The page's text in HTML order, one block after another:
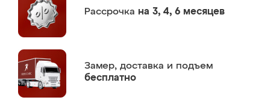
Рассрочка на 3, 4, 6 месяцев
Замер, доставка и подъем
бесплатно